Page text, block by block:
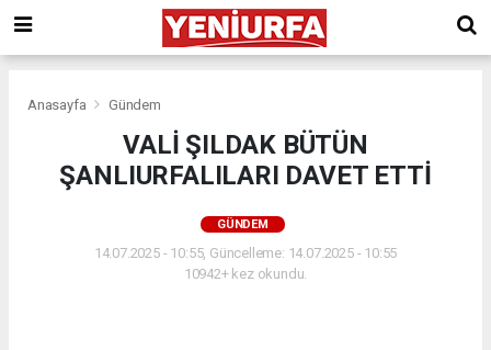
Anasayfa Gündem
VALİ ŞILDAK BÜTÜN
ŞANLIURFALILARI DAVET ETTİ
GÜNDEM
14.07.2025 - 10:55, Güncelleme: 14.07.2025 - 10:55
10942+ kez okundu.